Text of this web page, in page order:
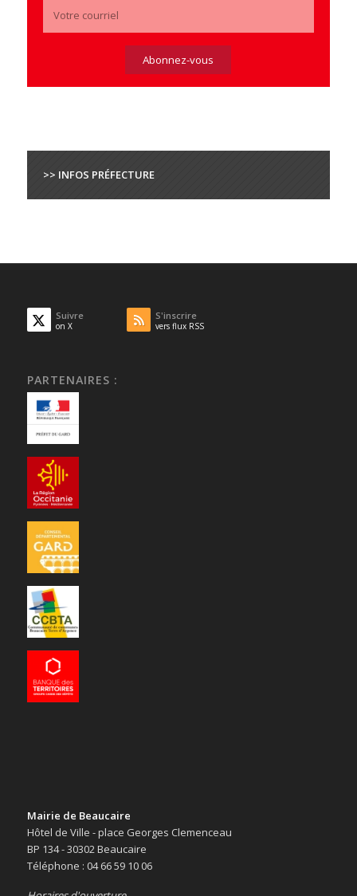
>> INFOS PRÉFECTURE
Suivre
on X
S'inscrire
vers flux RSS
PARTENAIRES :
Mairie de Beaucaire
Hôtel de Ville - place Georges Clemenceau
BP 134 - 30302 Beaucaire
Téléphone : 04 66 59 10 06